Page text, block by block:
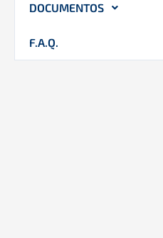
DOCUMENTOS
F.A.Q.